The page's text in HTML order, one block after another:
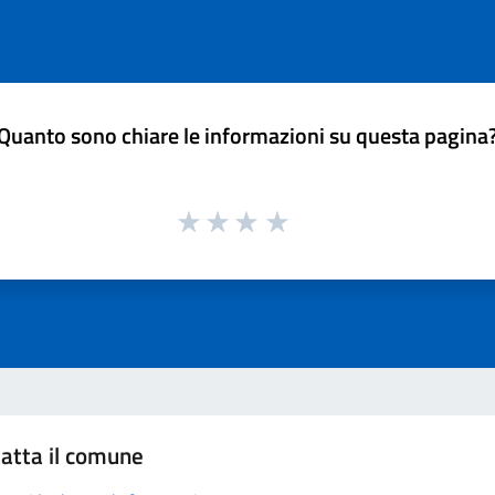
sono chiare le informazioni su questa
il comune